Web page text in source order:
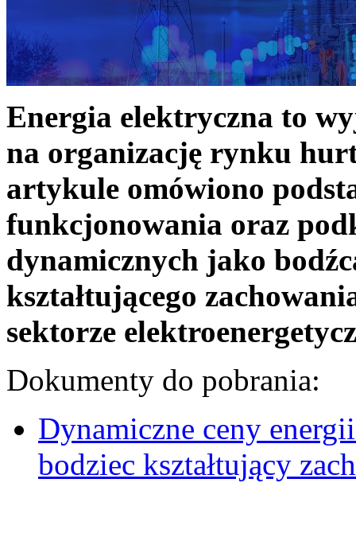
Energia elektryczna to
na organizację rynku
artykule omówiono
funkcjonowania oraz
dynamicznych jako
kształtującego
sektorze
Dokumenty do pobrania:
Dynamiczne ceny
bodziec kształtujący